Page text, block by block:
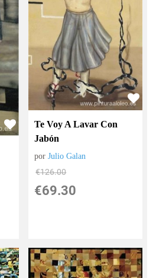
Te Voy A Lavar Con
Jabón
porJulio Galan
€126.00
€69.30